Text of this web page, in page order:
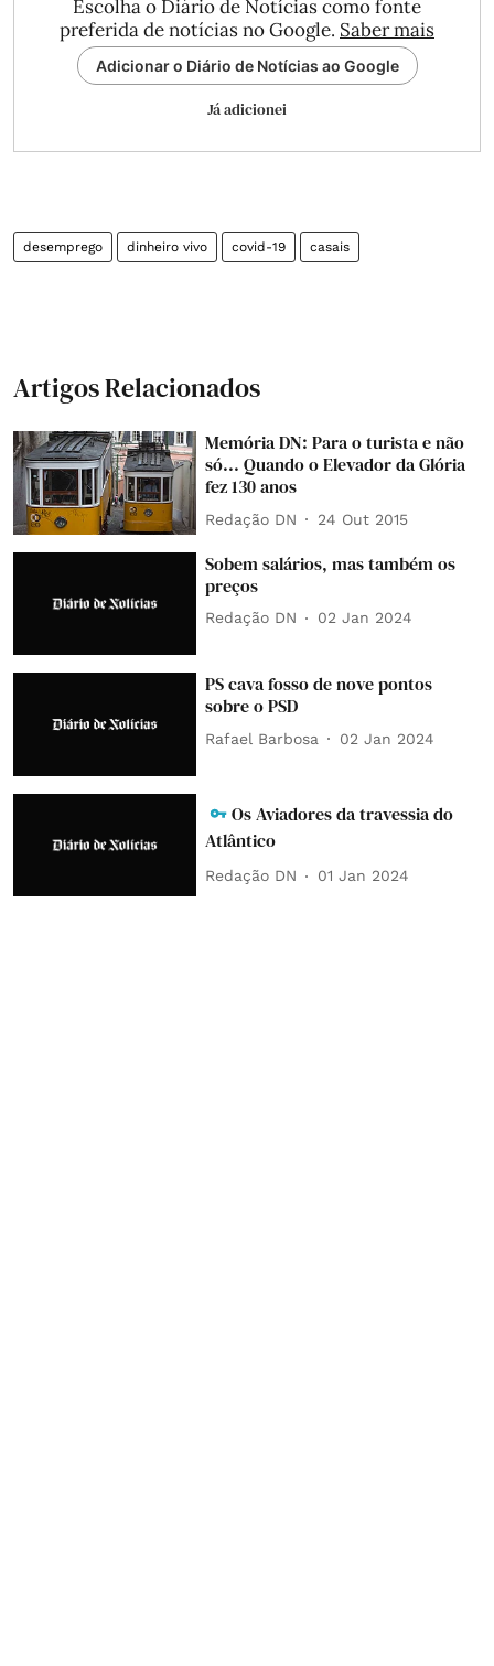
Escolha o Diário de Notícias como fonte
preferida de notícias no Google. Saber mais
Adicionar o Diário de Notícias ao Google
Já adicionei
desemprego dinheiro vivo covid-19 casais
Artigos Relacionados
Memória DN: Para o turista e não
só... Quando o Elevador da Glória
fez 130 anos
Redação DN 24 Out 2015
Sobem salários, mas também os
preços
Redação DN 02 Jan 2024
PS cava fosso de nove pontos
sobre o PSD
Rafael Barbosa 02 Jan 2024
Os Aviadores da travessia do
Atlântico
Redação DN 01 Jan 2024